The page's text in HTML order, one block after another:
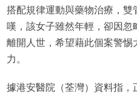
搭配規律運動與藥物治療，雙
嘆，該女子雖然年輕，卻因
離開人世，希望藉此個案警
力。
據港安醫院（荃灣）資料指